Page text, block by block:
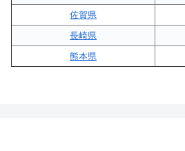
佐賀県
長崎県
熊本県